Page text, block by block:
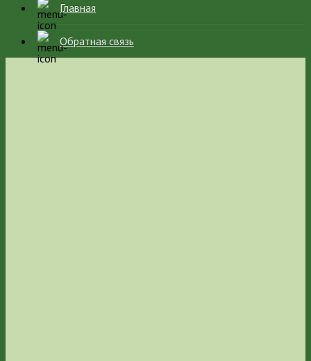
Главная
Обратная связь